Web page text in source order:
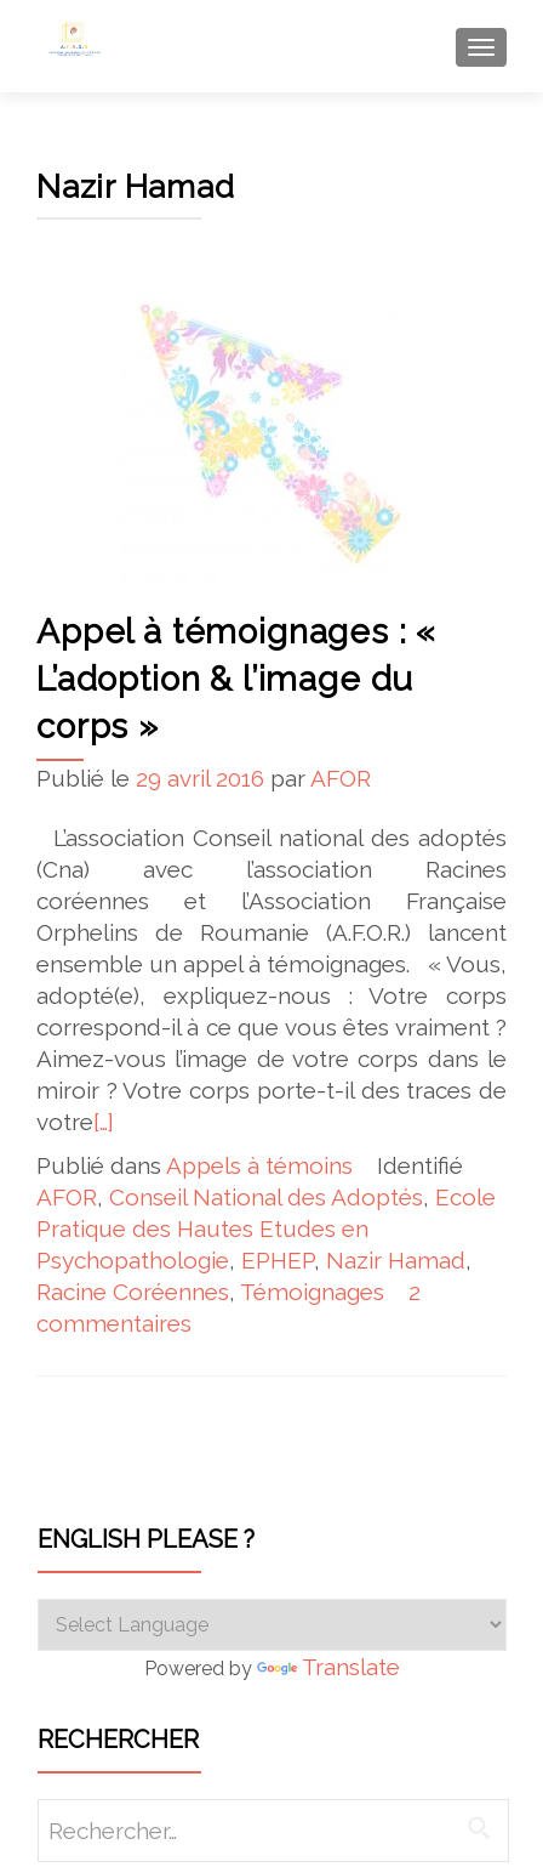
Nazir Hamad
Appel à témoignages : «
L’adoption & l’image du
corps »
Publié le 29 avril 2016 par AFOR
L’association Conseil national des adoptés
(Cna) avec l’association Racines
coréennes et l’Association Française
Orphelins de Roumanie (A.F.O.R.) lancent
ensemble un appel à témoignages. « Vous,
adopté(e), expliquez-nous : Votre corps
correspond-il à ce que vous êtes vraiment ?
Aimez-vous l’image de votre corps dans le
miroir ? Votre corps porte-t-il des traces de
votre[…]
Publié dans Appels à témoins
Identifié
AFOR, Conseil National des Adoptés, Ecole
Pratique des Hautes Etudes en
Psychopathologie, EPHEP, Nazir Hamad,
Racine Coréennes, Témoignages
2
commentaires
ENGLISH PLEASE ?
Powered by Translate
RECHERCHER